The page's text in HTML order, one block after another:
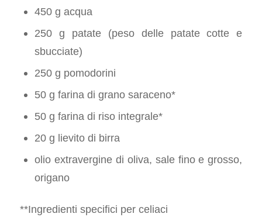
450 g acqua
250 g patate (peso delle patate cotte e
sbucciate)
250 g pomodorini
50 g farina di grano saraceno*
50 g farina di riso integrale*
20 g lievito di birra
olio extravergine di oliva, sale fino e grosso,
origano
**Ingredienti specifici per celiaci